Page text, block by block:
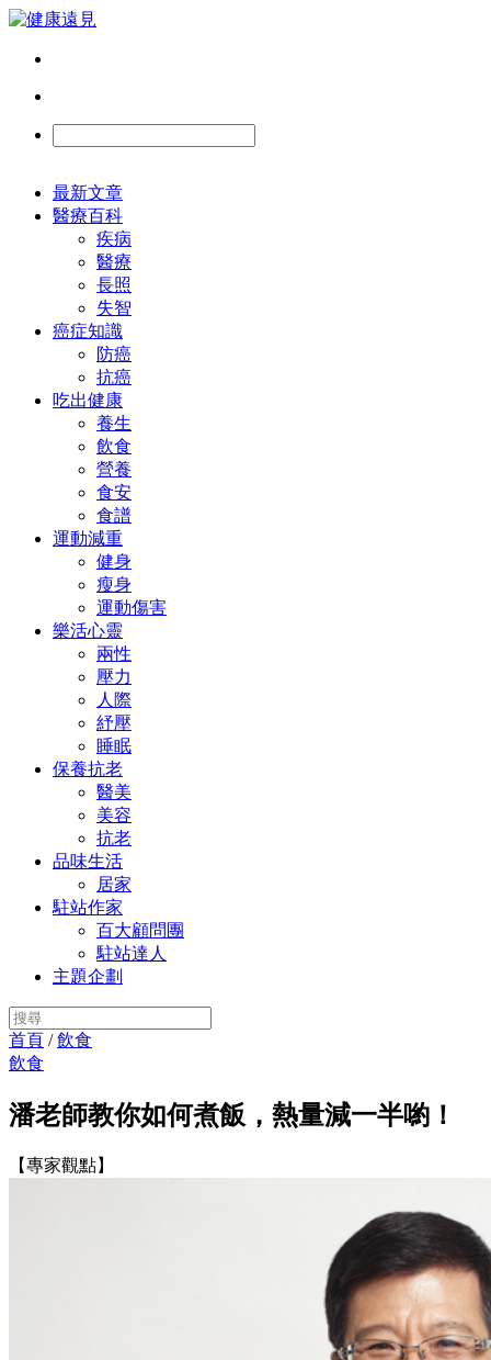
最新文章
醫療百科
疾病
醫療
長照
失智
癌症知識
防癌
抗癌
吃出健康
養生
飲食
營養
食安
食譜
運動減重
健身
瘦身
運動傷害
樂活心靈
兩性
壓力
人際
紓壓
睡眠
保養抗老
醫美
美容
抗老
品味生活
居家
駐站作家
百大顧問團
駐站達人
主題企劃
首頁 /飲食
飲食
潘老師教你如何煮飯，熱量減一半喲！
【專家觀點】